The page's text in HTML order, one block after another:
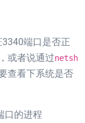
端口是否正
或者说通过netsh
查看下系统是否
口的进程